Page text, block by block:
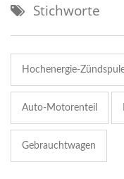
Stichworte
Hochenergie-
Auto-Motorenteil
Gebrauchtwagen